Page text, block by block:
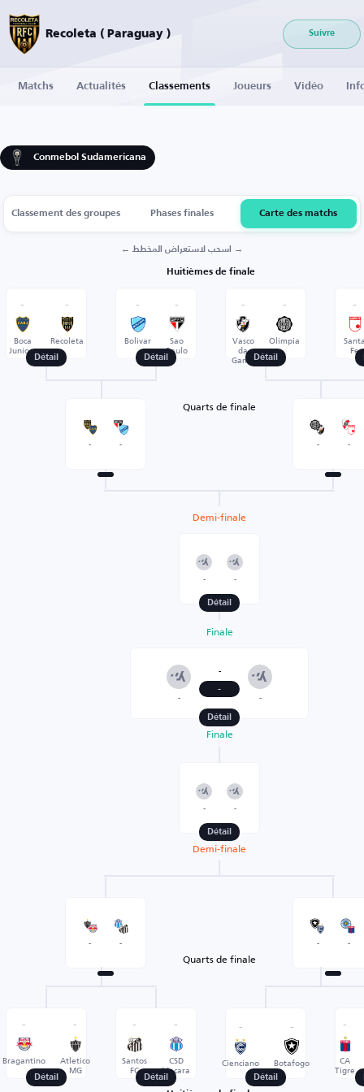
Recoleta ( Paraguay ) Suivre
Matchs Actualités Classements Joueurs Vidéo
Conmebol Sudamericana
Classement des groupes Phases finales Carte des matchs
← اسحب لاستعراض المخطط →
Huitièmes de finale
-
Boca
Juniors
-
Recoleta
Détail
-
Bolivar
-
Sao
Paulo
Détail
-
Vasco
da
Gama
-
Olimpia
Détail
-
Fe
Quarts de finale
- - - -
Demi-finale
- -
Détail
Finale
-
-
- -
Détail
Finale
- -
Détail
Demi-finale
- - - -
Quarts de finale
-
Bragantino
-
Atletico
MG
Détail
-
Santos
FC
-
CSD
Macara
Détail
-
Cienciano
-
Botafogo
Détail
-
CA
Tigre